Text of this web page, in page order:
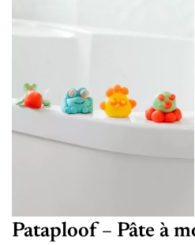
Pataploof – Pâte à